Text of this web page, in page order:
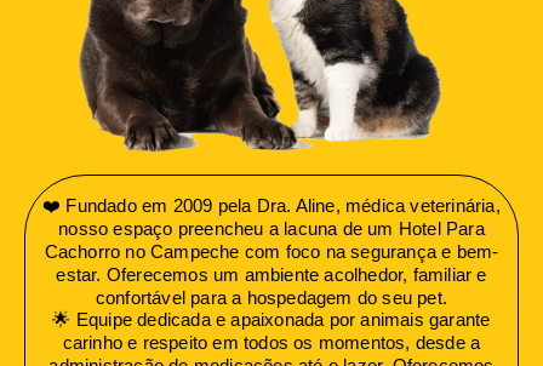
❤️ Fundado em 2009 pela Dra. Aline, médica veterinária,
nosso espaço preencheu a lacuna de um Hotel Para
Cachorro no Campeche com foco na segurança e bem-
estar. Oferecemos um ambiente acolhedor, familiar e
confortável para a hospedagem do seu pet.
🌟 Equipe dedicada e apaixonada por animais garante
carinho e respeito em todos os momentos, desde a